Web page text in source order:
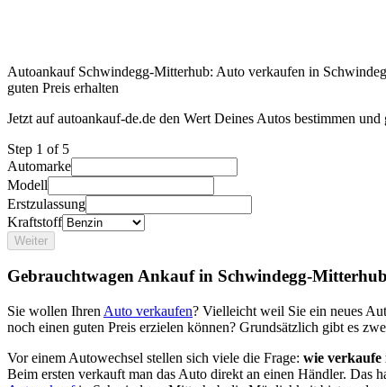
Autoankauf Schwindegg-Mitterhub: Auto verkaufen in
guten Preis erhalten
Jetzt auf autoankauf-de.de den Wert Deines Autos bestimmen
Step 1 of 5
Automarke
Modell
Erstzulassung
Kraftstoff
Weiter
Gebrauchtwagen Ankauf in Schwindegg-
Sie wollen Ihren Auto verkaufen? Vielleicht weil Sie ein neues
noch einen guten Preis erzielen können? Grundsätzlich gibt es
Vor einem Autowechsel stellen sich viele die Frage: wie verkaufe
Beim ersten verkauft man das Auto direkt an einen Händler. Das